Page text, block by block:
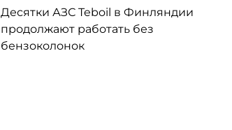
Десятки АЗС Teboil в Финляндии
продолжают работать без
бензоколонок